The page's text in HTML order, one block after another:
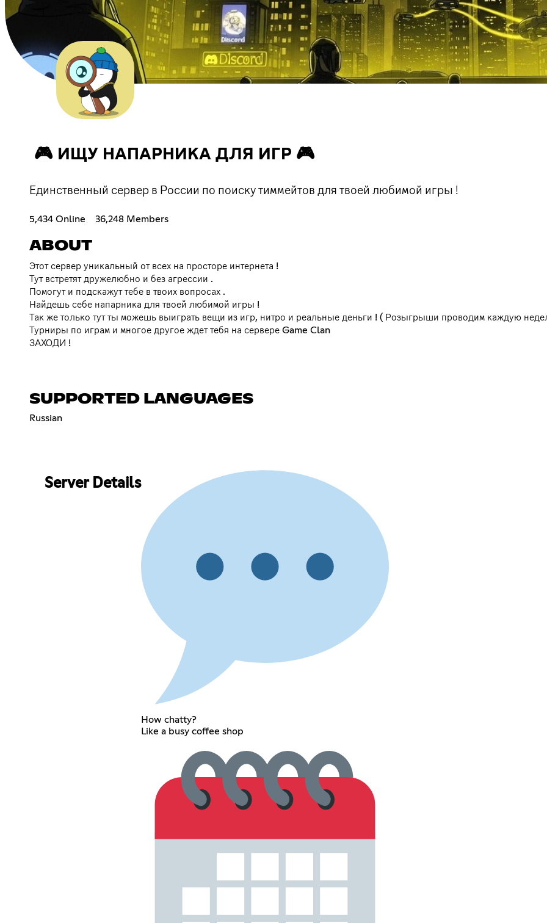
🎮 ИЩУ НАПАРНИКА ДЛЯ ИГР 🎮
Единственный сервер в России по поиску тиммейтов для твоей любимой игры !
5,434 Online 36,248 Members
ABOUT
Этот сервер уникальный от всех на просторе интернета !
Тут встретят дружелюбно и без агрессии .
Помогут и подскажут тебе в твоих вопросах .
Найдешь себе напарника для твоей любимой игры !
Так же только тут ты можешь выиграть вещи из игр, нитро и реальные деньги ! ( Розыгрыши проводим каждую
Турниры по играм и многое другое ждет тебя на сервере Game Clan
ЗАХОДИ !
SUPPORTED LANGUAGES
Russian
Server Details
How chatty?
Like a busy coffee shop